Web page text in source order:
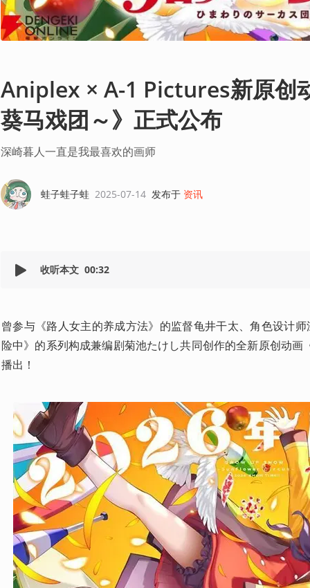
Aniplex × A-1 Pictures新原创
葵马戏团～》正式公布
深崎暮人一直是我最喜欢的画师
蛙子蛙子蛙 2025-07-14 发布于 资讯
收听本文 00:32
曾参与《路人女主的养成方法》的监督龟井干太、角色设计
险中》的系列构成兼编剧菊池たけし共同创作的全新原创动
播出！